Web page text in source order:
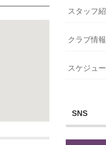
スタッフ
クラブ情報
スケジュ
SNS